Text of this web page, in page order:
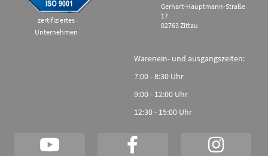
zertifiziertes
Unternehmen
Gerhart-Hauptmann-Straße
17
02763 Zittau
Warenein- und ausgangszeiten:
7:00 - 8:30 Uhr
9:00 - 12:00 Uhr
12:30 - 15:00 Uhr